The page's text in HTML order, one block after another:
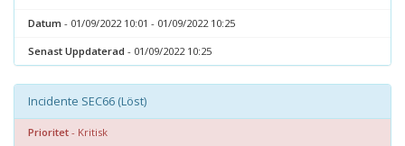
Datum - 01/09/2022 10:01 - 01/09/2022 10:25
Senast Uppdaterad - 01/09/2022 10:25
Incidente SEC66 (Löst)
Prioritet - Kritisk